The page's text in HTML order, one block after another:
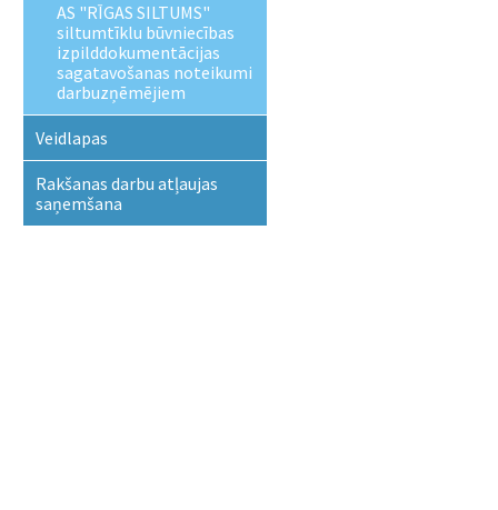
AS "RĪGAS SILTUMS"
siltumtīklu būvniecības
izpilddokumentācijas
sagatavošanas noteikumi
darbuzņēmējiem
Veidlapas
Rakšanas darbu atļaujas
saņemšana